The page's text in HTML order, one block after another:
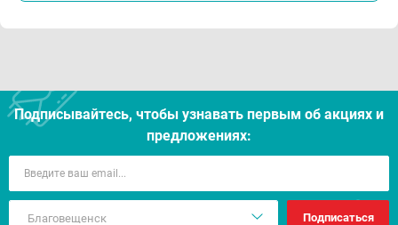
Подписывайтесь, чтобы узнавать первым об акцияx и
предложениях:
Подписаться